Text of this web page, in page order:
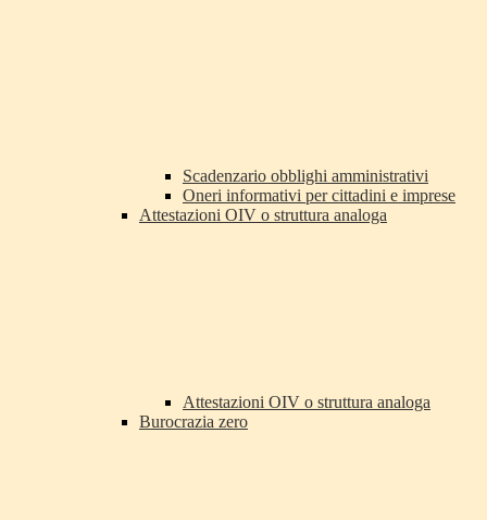
Scadenzario obblighi amministrativi
Oneri informativi per cittadini e imprese
Attestazioni OIV o struttura analoga
Attestazioni OIV o struttura analoga
Burocrazia zero